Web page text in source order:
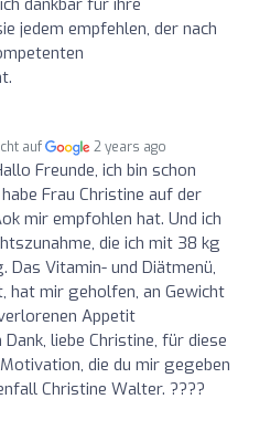
jedem empfehlen, der nach
auf 2 years ago
Freunde, ich bin schon
Frau Christine auf der
mir empfohlen hat. Und ich
die ich mit 38 kg
Das Vitamin- und Diätmenü,
hat mir geholfen, an Gewicht
Appetit
liebe Christine, für diese
die du mir gegeben
Christine Walter. ????